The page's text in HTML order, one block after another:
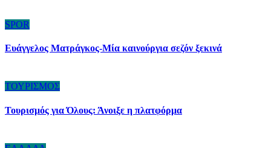
SPOR
Ευάγγελος Ματράγκος-Μία καινούργια σεζόν ξεκινά
ΤΟΥΡΙΣΜΟΣ
Τουρισμός για Όλους: Άνοιξε η πλατφόρμα